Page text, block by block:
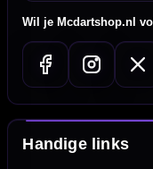
Wil je Mcdartshop.nl
Handige links